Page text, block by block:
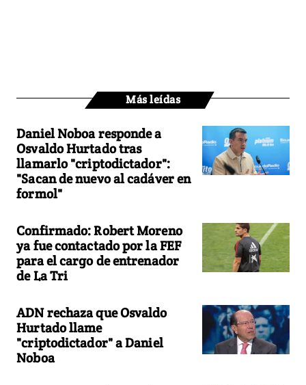
Más leídas
Daniel Noboa responde a
Osvaldo Hurtado tras
llamarlo "criptodictador":
"Sacan de nuevo al cadáver en
formol"
Confirmado: Robert Moreno
ya fue contactado por la FEF
para el cargo de entrenador
de La Tri
ADN rechaza que Osvaldo
Hurtado llame
"criptodictador" a Daniel
Noboa